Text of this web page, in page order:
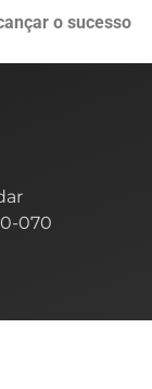
o sucesso
070